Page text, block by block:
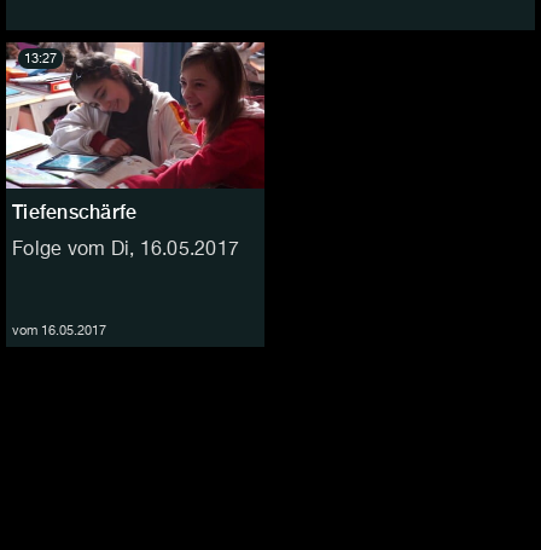
Tiefenschärfe
Folge vom Di, 16.05.2017
vom 16.05.2017
13:27